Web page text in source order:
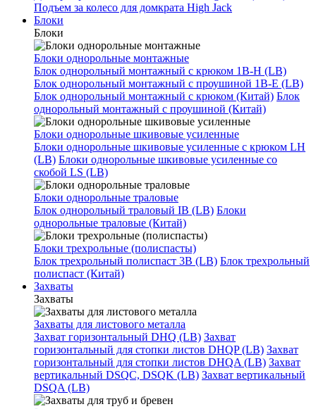
Подъем за колесо для домкрата High Jack
Блоки
Блоки
Блоки однорольные монтажные
Блок однорольный монтажный с крюком 1B-H (LB)
Блок однорольный монтажный с проушиной 1B-E (LB)
Блок однорольный монтажный с крюком (Китай) Блок
однорольный монтажный с проушиной (Китай)
Блоки однорольные шкивовые усиленные
Блоки однорольные шкивовые усиленные с крюком LH
(LB) Блоки однорольные шкивовые усиленные со
скобой LS (LB)
Блоки однорольные траловые
Блок однорольный траловый IB (LB) Блоки
однорольные траловые (Китай)
Блоки трехрольные (полиспасты)
Блок трехрольный полиспаст 3B (LB) Блок трехрольный
полиспаст (Китай)
Захваты
Захваты
Захваты для листового металла
Захват горизонтальный DHQ (LB) Захват
горизонтальный для стопки листов DHQP (LB) Захват
горизонтальный для стопки листов DHQA (LB) Захват
вертикальный DSQC, DSQK (LB) Захват вертикальный
DSQA (LB)